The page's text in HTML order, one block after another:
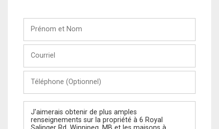
Nom
(Optionnel)
Message